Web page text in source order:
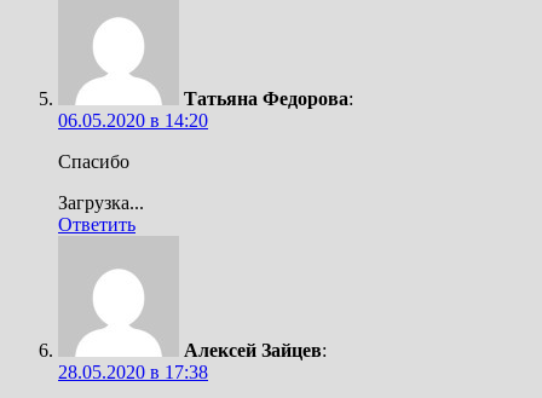
Татьяна Федорова:
06.05.2020 в 14:20
Спасибо
Загрузка...
Ответить
Алексей Зайцев:
28.05.2020 в 17:38